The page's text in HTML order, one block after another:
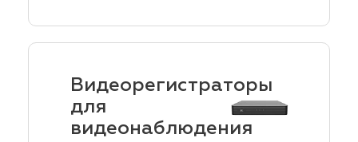
Видеорегистраторы
для
видеонаблюдения